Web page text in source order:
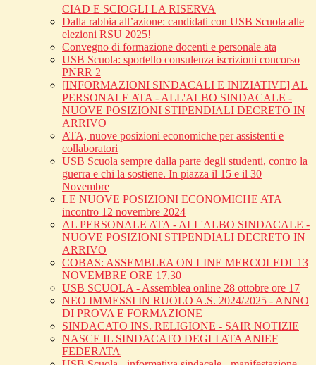
CIAD E SCIOGLI LA RISERVA
Dalla rabbia all’azione: candidati con USB Scuola alle
elezioni RSU 2025!
Convegno di formazione docenti e personale ata
USB Scuola: sportello consulenza iscrizioni concorso
PNRR 2
[INFORMAZIONI SINDACALI E INIZIATIVE] AL
PERSONALE ATA - ALL'ALBO SINDACALE -
NUOVE POSIZIONI STIPENDIALI DECRETO IN
ARRIVO
ATA, nuove posizioni economiche per assistenti e
collaboratori
USB Scuola sempre dalla parte degli studenti, contro la
guerra e chi la sostiene. In piazza il 15 e il 30
Novembre
LE NUOVE POSIZIONI ECONOMICHE ATA
incontro 12 novembre 2024
AL PERSONALE ATA - ALL'ALBO SINDACALE -
NUOVE POSIZIONI STIPENDIALI DECRETO IN
ARRIVO
COBAS: ASSEMBLEA ON LINE MERCOLEDI' 13
NOVEMBRE ORE 17,30
USB SCUOLA - Assemblea online 28 ottobre ore 17
NEO IMMESSI IN RUOLO A.S. 2024/2025 - ANNO
DI PROVA E FORMAZIONE
SINDACATO INS. RELIGIONE - SAIR NOTIZIE
NASCE IL SINDACATO DEGLI ATA ANIEF
FEDERATA